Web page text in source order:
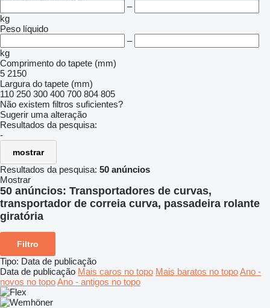
–
kg
Peso líquido
–
kg
Comprimento do tapete (mm)
5 2150
Largura do tapete (mm)
110 250 300 400 700 804 805
Não existem filtros suficientes?
Sugerir uma alteração
Resultados da pesquisa:
-
mostrar
Resultados da pesquisa: 50 anúncios
Mostrar
50 anúncios: Transportadores de curvas,
transportador de correia curva, passadeira rolante
giratória
Filtro
Tipo: Data de publicação
Data de publicação Mais caros no topo Mais baratos no topoAno -
novos no topoAno - antigos no topo